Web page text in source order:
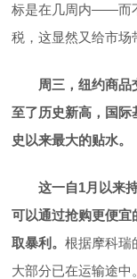
标是在几周内——而
税，这显然又给市场
周三，纽约商
至了历史新高，国
史以来最大的贴水。
这一自1月以来
可以通过抢购更便
取暴利。根据摩科瑞
大部分已在运输途中。